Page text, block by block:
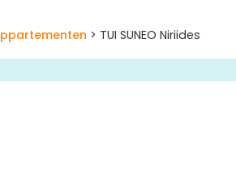
> TUI SUNEO Niriides